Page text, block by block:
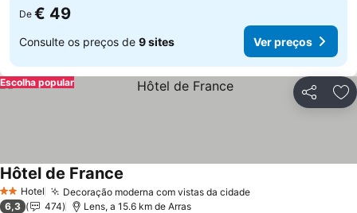
De € 49
Consulte os preços de 9 sites Ver preços
Partilhar
Escolha popular
2 Estrelas
Hotel Decoração moderna com vistas da cidade
Hôtel de France
6,3 474 Lens, a 15.6 km de Arras